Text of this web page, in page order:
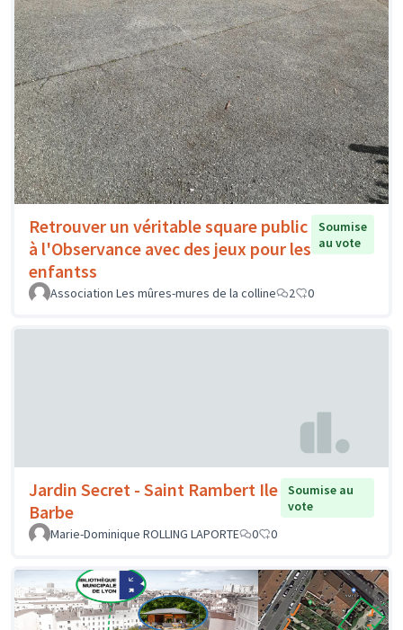
Retrouver un véritable square public
à l'Observance avec des jeux pour les
enfantss
Soumise
au vote
Association Les mûres-mures de la colline 2 0
Jardin Secret - Saint Rambert Ile
Barbe
Soumise au
vote
Marie-Dominique ROLLING LAPORTE
0 0